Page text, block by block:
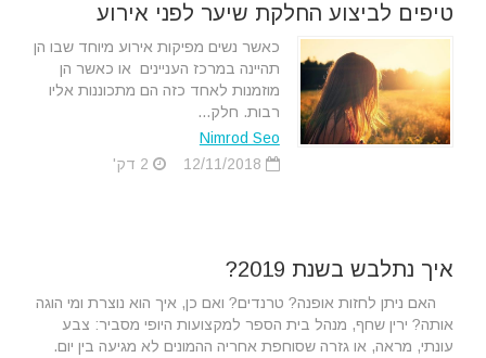
טיפים לביצוע החלקת שיער לפני אירוע
כאשר נשים מפיקות אירוע מיוחד שבו הן
תהיינה במרכז העניינים או כאשר הן
מוזמנות לאחד כזה הם מתכוננות אליו
רבות. חלק...
Nimrod Seo
איך נתלבש בשנת 2019?
האם ניתן לחזות אופנה? טרנדים? ואם כן, איך הוא נוצרת ומי הוגה
אותה? ירין שחף, מנהל בית הספר למקצועות היופי מסביר: צבע
עונתי, מראה, או גזרה שסוחפת אחריה ההמונים לא מגיעה בין יום.